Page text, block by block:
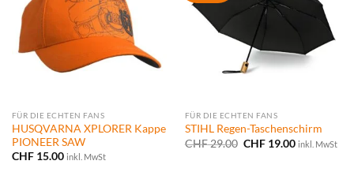
FÜR DIE ECHTEN FANS
HUSQVARNA XPLORER Kappe
PIONEER SAW
CHF15.00 inkl. MwSt
FÜR DIE ECHTEN FANS
STIHL Regen-Taschenschirm
CHF29.00 Ursprünglicher
CHF19.00Aktueller
inkl. MwSt